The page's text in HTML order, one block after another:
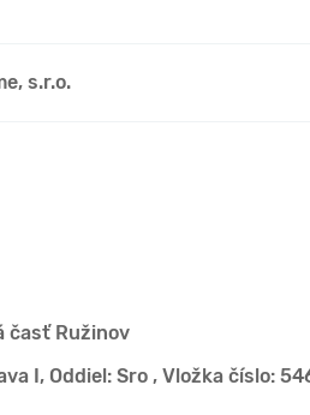
s.r.o.
časť Ružinov
I, Oddiel: Sro , Vložka číslo: